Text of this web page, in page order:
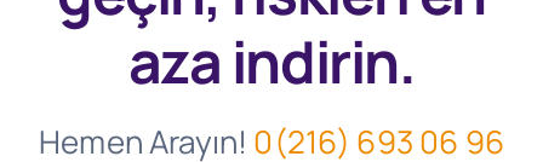
aza indirin.
Hemen Arayın! 0(216) 693 06 96